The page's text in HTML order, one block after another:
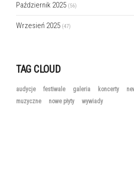
Październik 2025 (56)
Wrzesień 2025 (47)
TAG CLOUD
audycje festiwale galeria koncerty
muzyczne
nowe płyty wywiady